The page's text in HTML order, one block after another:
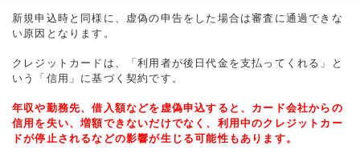
新規申込時と同様に、虚偽の申告をした場合は審査に通過できな
い原因となります。
クレジットカードは、「利用者が後日代金を支払ってくれる」と
いう「信用」に基づく契約です。
年収や勤務先、借入額などを虚偽申込すると、カード会社からの
信用を失い、増額できないだけでなく、利用中のクレジットカー
ドが停止されるなどの影響が生じる可能性もあります。